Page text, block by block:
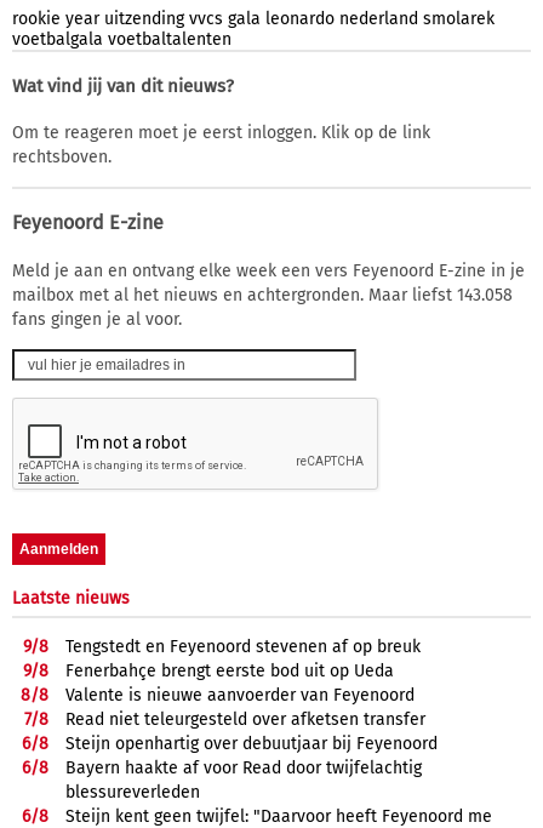
rookie year uitzending vvcs gala leonardo nederland smolarek
voetbalgala voetbaltalenten
Wat vind jij van dit nieuws?
Om te reageren moet je eerst inloggen. Klik op de link
rechtsboven.
Feyenoord E-zine
Meld je aan en ontvang elke week een vers Feyenoord E-zine in je
mailbox met al het nieuws en achtergronden. Maar liefst 143.058
fans gingen je al voor.
Laatste nieuws
9/8
Tengstedt en Feyenoord stevenen af op breuk
9/8
Fenerbahçe brengt eerste bod uit op Ueda
8/8
Valente is nieuwe aanvoerder van Feyenoord
7/8
Read niet teleurgesteld over afketsen transfer
6/8
Steijn openhartig over debuutjaar bij Feyenoord
6/8
Bayern haakte af voor Read door twijfelachtig
blessureverleden
6/8
Steijn kent geen twijfel: "Daarvoor heeft Feyenoord me